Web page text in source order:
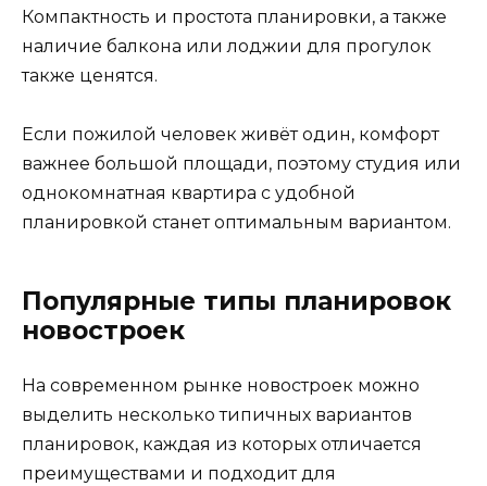
Компактность и простота планировки, а также
наличие балкона или лоджии для прогулок
также ценятся.
Если пожилой человек живёт один, комфорт
важнее большой площади, поэтому студия или
однокомнатная квартира с удобной
планировкой станет оптимальным вариантом.
Популярные типы планировок
новостроек
На современном рынке новостроек можно
выделить несколько типичных вариантов
планировок, каждая из которых отличается
преимуществами и подходит для